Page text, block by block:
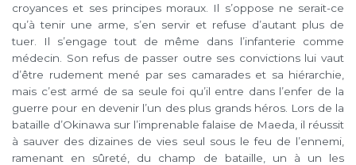
croyances et ses principes moraux. Il s’oppose ne serait-ce
qu’à tenir une arme, s’en servir et refuse d’autant plus de
tuer. Il s’engage tout de même dans l’infanterie comme
médecin. Son refus de passer outre ses convictions lui vaut
d’être rudement mené par ses camarades et sa hiérarchie,
mais c’est armé de sa seule foi qu’il entre dans l’enfer de la
guerre pour en devenir l’un des plus grands héros. Lors de la
bataille d’Okinawa sur l’imprenable falaise de Maeda, il réussit
à sauver des dizaines de vies seul sous le feu de l’ennemi,
ramenant en sûreté, du champ de bataille, un à un les